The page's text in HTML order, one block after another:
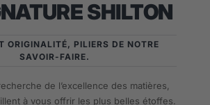
SHILTON
ORIGINALITÉ, PILIERS DE NOTRE
SAVOIR-FAIRE.
de l’excellence des matières,
à vous offrir les plus belles étoffes.